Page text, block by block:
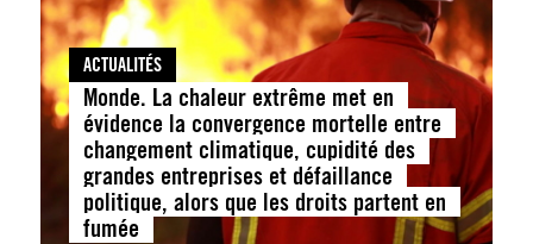
ACTUALITÉS
Monde. La chaleur extrême met en
évidence la convergence mortelle entre
changement climatique, cupidité des
grandes entreprises et défaillance
politique, alors que les droits partent en
fumée